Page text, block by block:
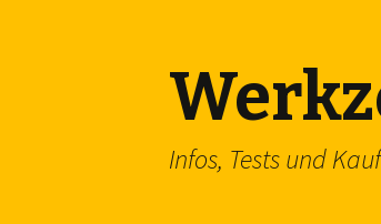
Infos, Tests und